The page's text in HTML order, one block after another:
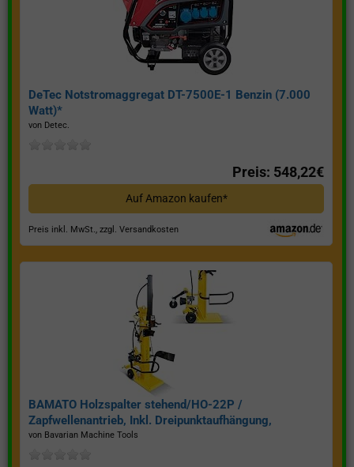
DeTec Notstromaggregat DT-7500E-1 Benzin (7.000
Watt)*
von Detec.
Preis: 548,22€
Auf Amazon kaufen*
Preis inkl. MwSt., zzgl. Versandkosten
BAMATO Holzspalter stehend/HO-22P /
Zapfwellenantrieb, Inkl. Dreipunktaufhängung,
Spaltkraft 22 Tonnen*
von Bavarian Machine Tools